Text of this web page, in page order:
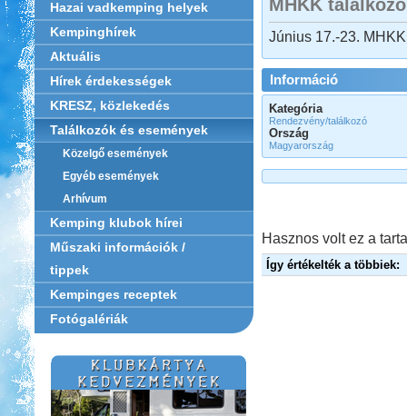
Hazai vadkemping helyek
Kempinghírek
Aktuális
Hírek érdekességek
KRESZ, közlekedés
Találkozók és események
Közelgő események
Egyéb események
Arhívum
Kemping klubok hírei
Műszaki információk /
tippek
Kempinges receptek
Fotógalériák
MHKK
Június 17.-23.
Információ
Kategória
Rendezvény/találkozó
Ország
Magyarország
Hasznos volt ez a
Így értékelték a többiek: